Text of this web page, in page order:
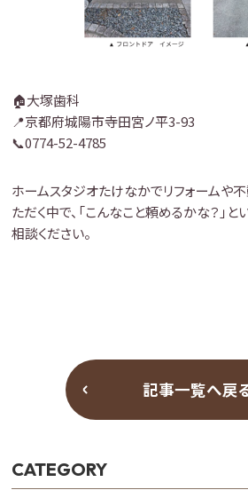
🏠大塚歯科
📍京都府城陽市寺田宮ノ平3-93
📞0774-52-4785
ホームスタジオたけなかでリフォームや
ただく中で、「こんなこと頼めるかな？」
相談ください。
記事一覧へ戻
CATEGORY